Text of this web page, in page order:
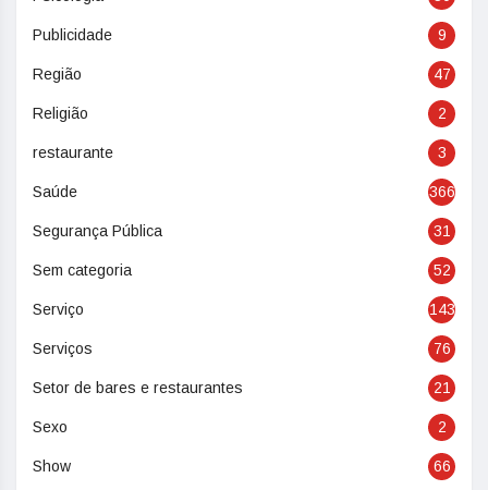
Publicidade 9
Região 47
Religião 2
restaurante 3
Saúde 366
Segurança Pública 31
Sem categoria 52
Serviço 143
Serviços 76
Setor de bares e restaurantes 21
Sexo 2
Show 66